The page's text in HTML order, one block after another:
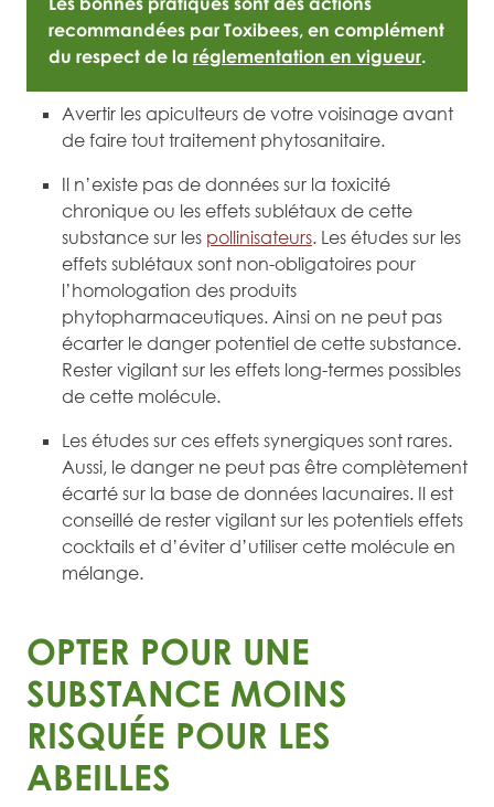
recommandées par Toxibees, en complément
du respect de la réglementation en vigueur.
Avertir les apiculteurs de votre voisinage avant
de faire tout traitement phytosanitaire.
Il n’existe pas de données sur la toxicité
chronique ou les effets sublétaux de cette
substance sur les pollinisateurs. Les études sur les
effets sublétaux sont non-obligatoires pour
l’homologation des produits
phytopharmaceutiques. Ainsi on ne peut pas
écarter le danger potentiel de cette substance.
Rester vigilant sur les effets long-termes possibles
de cette molécule.
Les études sur ces effets synergiques sont rares.
Aussi, le danger ne peut pas être complètement
écarté sur la base de données lacunaires. Il est
conseillé de rester vigilant sur les potentiels effets
cocktails et d’éviter d’utiliser cette molécule en
mélange.
OPTER POUR UNE
SUBSTANCE MOINS
RISQUÉE POUR LES
ABEILLES